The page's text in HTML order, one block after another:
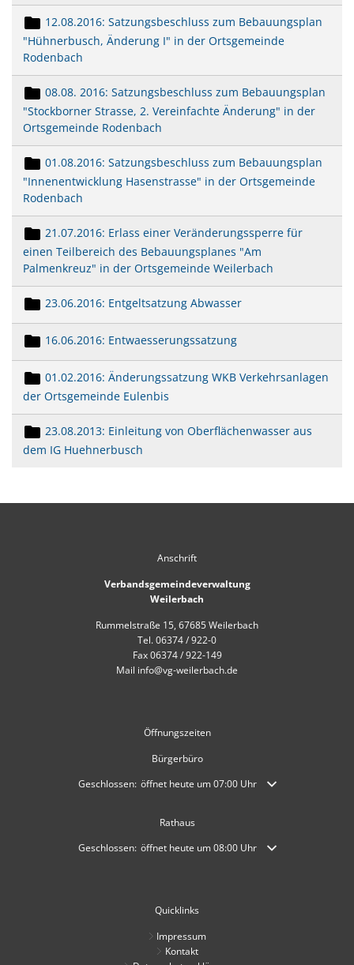
12.08.2016: Satzungsbeschluss zum Bebauungsplan
"Hühnerbusch, Änderung I" in der Ortsgemeinde
Rodenbach
08.08. 2016: Satzungsbeschluss zum Bebauungsplan
"Stockborner Strasse, 2. Vereinfachte Änderung" in der
Ortsgemeinde Rodenbach
01.08.2016: Satzungsbeschluss zum Bebauungsplan
"Innenentwicklung Hasenstrasse" in der Ortsgemeinde
Rodenbach
21.07.2016: Erlass einer Veränderungssperre für
einen Teilbereich des Bebauungsplanes "Am
Palmenkreuz" in der Ortsgemeinde Weilerbach
23.06.2016: Entgeltsatzung Abwasser
16.06.2016: Entwaesserungssatzung
01.02.2016: Änderungssatzung WKB Verkehrsanlagen
der Ortsgemeinde Eulenbis
23.08.2013: Einleitung von Oberflächenwasser aus
dem IG Huehnerbusch
Anschrift
Verbandsgemeindeverwaltung
Weilerbach
Rummelstraße 15, 67685 Weilerbach
Tel. 06374 / 922-0
Fax 06374 / 922-149
Mail info@vg-weilerbach.de
Öffnungszeiten
Bürgerbüro
Klicken, um weitere Öffnungs- oder Schließzeiten
Geschlossen: öffnet heute um 07:00 Uhr
Rathaus
Klicken, um weitere Öffnungs- oder Schließzeiten
Geschlossen: öffnet heute um 08:00 Uhr
Quicklinks
Impressum
Kontakt